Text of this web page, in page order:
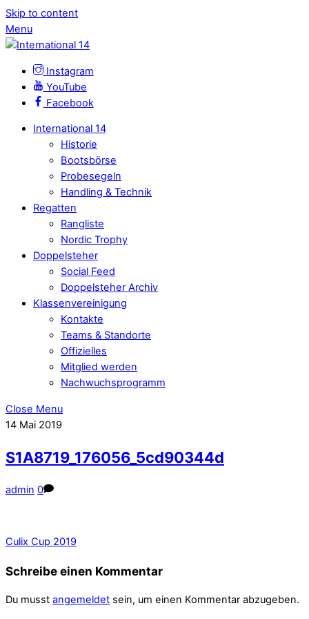
Skip to content
Menu
Instagram
YouTube
Facebook
International 14
Historie
Bootsbörse
Probesegeln
Handling & Technik
Regatten
Rangliste
Nordic Trophy
Doppelsteher
Social Feed
Doppelsteher Archiv
Klassenvereinigung
Kontakte
Teams & Standorte
Offizielles
Mitglied werden
Nachwuchsprogramm
Close Menu
14 Mai 2019
S1A8719_176056_5cd90344d
admin 0
Culix Cup 2019
Schreibe einen Kommentar
Du musst angemeldet sein, um einen Kommentar abzugeben.